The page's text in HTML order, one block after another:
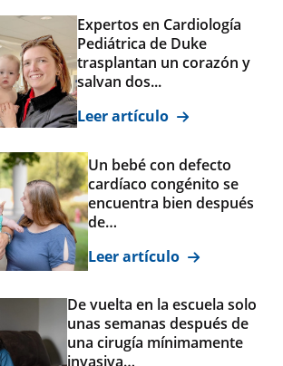
Expertos en Cardiología
Pediátrica de Duke
trasplantan un corazón y
salvan dos...
Leer artículo
Un bebé con defecto
cardíaco congénito se
encuentra bien después
de…
Leer artículo
De vuelta en la escuela solo
unas semanas después de
una cirugía mínimamente
invasiva…